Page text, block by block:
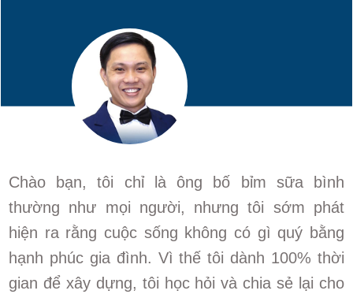
Chào bạn, tôi chỉ là ông bố bỉm sữa bình
thường như mọi người, nhưng tôi sớm phát
hiện ra rằng cuộc sống không có gì quý bằng
hạnh phúc gia đình. Vì thế tôi dành 100% thời
gian để xây dựng, tôi học hỏi và chia sẻ lại cho